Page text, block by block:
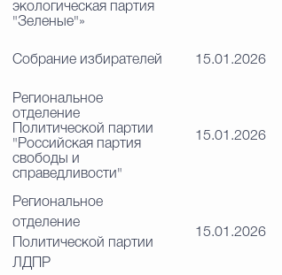
экологическая партия
"Зеленые"»
Собрание избирателей 15.01.2026
Региональное
отделение
Политической партии
"Российская партия
свободы и
справедливости"
15.01.2026
Региональное
отделение
Политической партии
ЛДПР
15.01.2026